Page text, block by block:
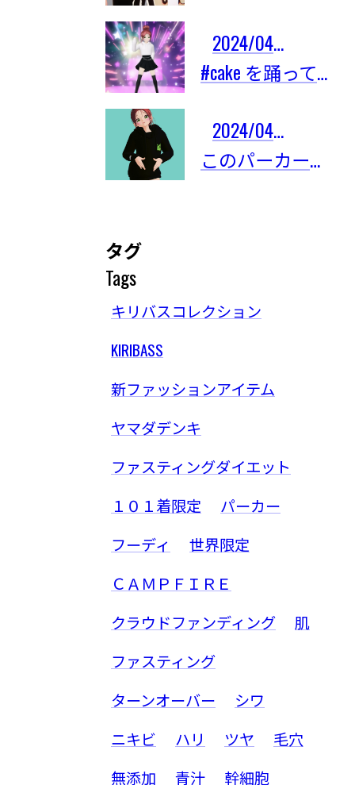
2024/04/03
#cake を踊ってみたよ！
2024/04/03
このパーカーは限定101着しかないの！
タグ
Tags
キリバスコレクション
KIRIBASS
新ファッションアイテム
ヤマダデンキ
ファスティングダイエット
１０１着限定
パーカー
フーディ
世界限定
ＣＡＭＰＦＩＲＥ
クラウドファンディング
肌
ファスティング
ターンオーバー
シワ
ニキビ
ハリ ツヤ
毛穴
無添加
青汁 幹細胞